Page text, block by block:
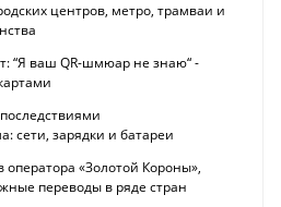
центров, метро, трамваи и
“Я ваш QR-шмюар не знаю“ -
сети, зарядки и батареи
«Золотой Короны»,
переводы в ряде стран